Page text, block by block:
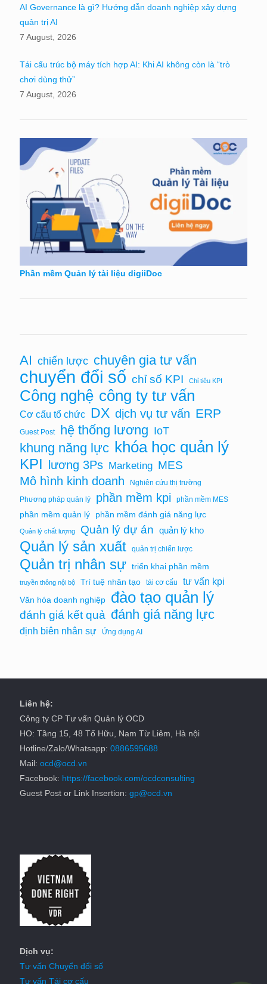
AI Governance là gì? Hướng dẫn doanh nghiệp xây dựng
quản trị AI
7 August, 2026
Tái cấu trúc bộ máy tích hợp AI: Khi AI không còn là “trò
chơi dùng thử”
7 August, 2026
Phần mềm Quản lý tài liệu digiiDoc
AI chiến lược chuyên gia tư vấn
chuyển đổi số chỉ số KPI Chỉ tiêu KPI
Công nghệ công ty tư vấn
Cơ cấu tổ chức DX dịch vụ tư vấn ERP
Guest Post hệ thống lương IoT
khung năng lực khóa học quản lý
KPI lương 3Ps Marketing MES
Mô hình kinh doanh
Nghiên cứu thị trường
Phương pháp quản lý
phần mềm kpi phần mềm MES
phần mềm quản lý phần mềm đánh giá năng lực
Quản lý chất lượng Quản lý dự án quản lý kho
Quản lý sản xuất quản trị chiến lược
Quản trị nhân sự triển khai phần mềm
truyền thông nội bộ Trí tuệ nhân tạo tái cơ cấu tư vấn kpi
Văn hóa doanh nghiệp đào tạo quản lý
đánh giá kết quả đánh giá năng lực
định biên nhân sự Ứng dụng AI
Liên hệ:
Công ty CP Tư vấn Quản lý OCD
HO: Tầng 15, 48 Tố Hữu, Nam Từ Liêm, Hà nội
Hotline/Zalo/Whatsapp: 0886595688
Mail: ocd@ocd.vn
Facebook: https://facebook.com/ocdconsulting
Guest Post or Link Insertion: gp@ocd.vn
Dịch vụ:
Tư vấn Chuyển đổi số
Tư vấn Tái cơ cấu